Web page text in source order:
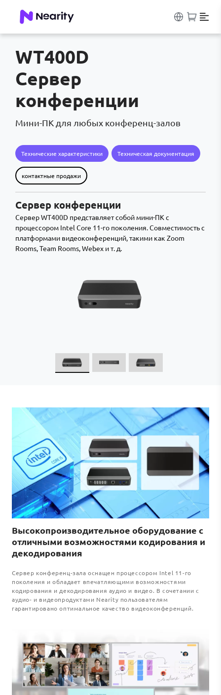
WT400D
Сервер
конференции
Мини-ПК для любых конференц-залов
Технические характеристики Техническая документация
контактные продажи
Сервер конференции
Сервер WT400D представляет собой мини-ПК с
процессором Intel Core 11-го поколения. Совместимость с
платформами видеоконференций, такими как Zoom
Rooms, Team Rooms, Webex и т. д.
Высокопроизводительное оборудование с
отличными возможностями кодирования и
декодирования
Сервер конференц-зала оснащен процессором Intel 11-го
поколения и обладает впечатляющими возможностями
кодирования и декодирования аудио и видео. В сочетании с
аудио- и видеопродуктами Nearity пользователям
гарантировано оптимальное качество видеоконференций.